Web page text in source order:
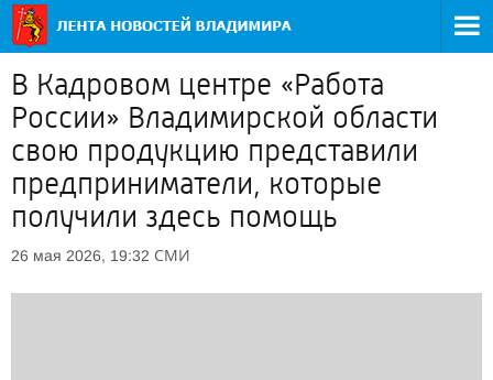
В Кадровом центре «Работа
России» Владимирской области
свою продукцию представили
предприниматели, которые
получили здесь помощь
26 мая 2026, 19:32 СМИ